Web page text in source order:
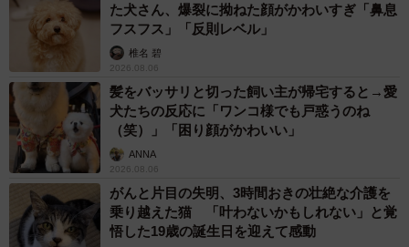
た犬さん、爆裂に拗ねた顔がかわいすぎ「鼻息
フスフス」「反則レベル」
椎名 碧
2026.08.06
髪をバッサリと切った飼い主が帰宅すると→愛
犬たちの反応に「ワンコ様でも戸惑うのね
（笑）」「困り顔がかわいい」
ANNA
2026.08.06
がんと片目の失明、3時間おきの壮絶な介護を
乗り越えた猫 「叶わないかもしれない」と覚
悟した19歳の誕生日を迎えて感動